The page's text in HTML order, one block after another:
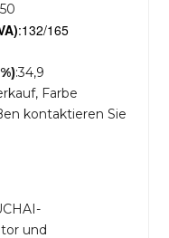
:132/165
:34,9
Farbe
kontaktieren Sie
und